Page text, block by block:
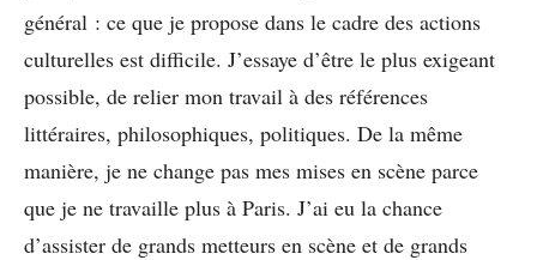
général : ce que je propose dans le cadre des actions
culturelles est difficile. J’essaye d’être le plus exigeant
possible, de relier mon travail à des références
littéraires, philosophiques, politiques. De la même
manière, je ne change pas mes mises en scène parce
que je ne travaille plus à Paris. J’ai eu la chance
d’assister de grands metteurs en scène et de grands